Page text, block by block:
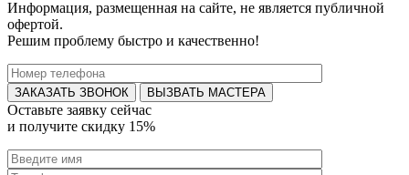
Информация, размещенная на сайте, не является публичной
офертой.
Решим проблему быстро и качественно!
ВЫЗВАТЬ МАСТЕРА
Оставьте заявку сейчас
и получите скидку 15%